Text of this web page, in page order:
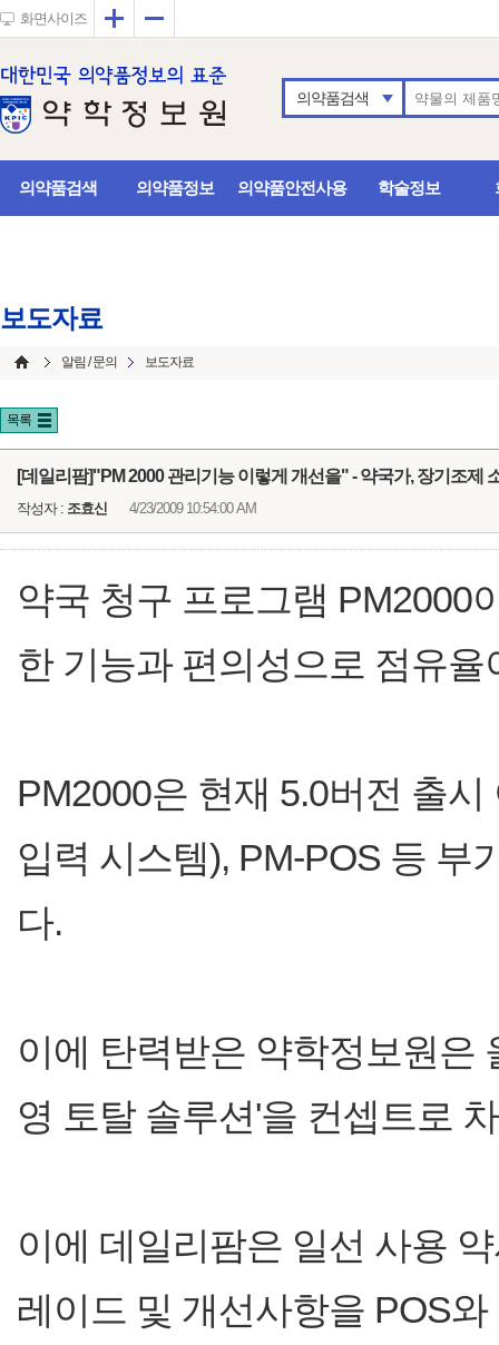
화면사이즈 확대
의약품검색
의약품검색 의약품정보 의약품안전사용 학술정보
보도자료
알림 / 문의 보도자료
목록
[데일리팜]"PM 2000 관리기능 이렇게 개선을" - 약국가, 장기조제
작성자 : 조효신 4/23/2009 10:54:00 AM
약국 청구 프로그램 PM2000
한 기능과 편의성으로 점유
PM2000은 현재 5.0버전 출
입력 시스템), PM-POS 등 부
다.
이에 탄력받은 약학정보원은
영 토탈 솔루션'을 컨셉트로
이에 데일리팜은 일선 사용
레이드 및 개선사항을 POS